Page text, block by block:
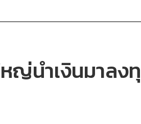
ญ่นำเงินมาลง